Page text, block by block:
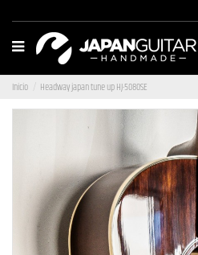
Inicio Headway japan tune up HJ-5080SE